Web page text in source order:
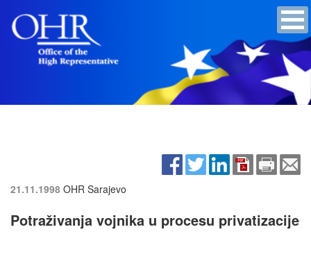
21.11.1998 OHR Sarajevo
Potraživanja vojnika u procesu privatizacije